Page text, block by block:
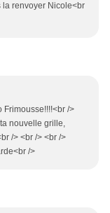
la renvoyer Nicole<br
Frimousse!!!!<br />
nouvelle grille,
/> <br /> <br />
/>